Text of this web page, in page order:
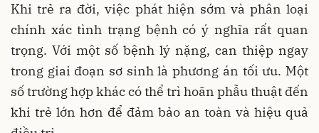
Khi trẻ ra đời, việc phát hiện sớm và phân loại
chính xác tình trạng bệnh có ý nghĩa rất quan
trọng. Với một số bệnh lý nặng, can thiệp ngay
trong giai đoạn sơ sinh là phương án tối ưu. Một
số trường hợp khác có thể trì hoãn phẫu thuật đến
khi trẻ lớn hơn để đảm bảo an toàn và hiệu quả